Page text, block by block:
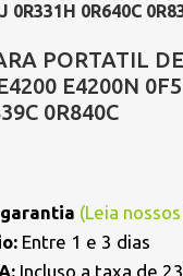
0R331H 0R640C
PORTATIL
E4200N
0R840C
(Leia
Entre 1 e 3 dias
Incluso a taxa de